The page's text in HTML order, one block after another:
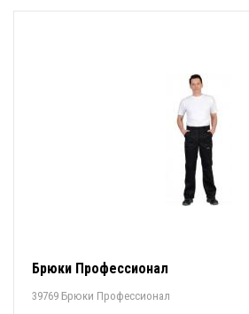
Брюки Профессионал
39769 Брюки Профессионал